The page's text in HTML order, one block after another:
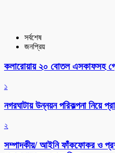
সর্বশেষ
জনপ্রিয়
কলারোয়ায় ২০ বোতল এসকাফসহ
১
নগরঘাটায় উন্নয়ন পরিকল্পনা নিয়ে
২
সম্পাদকীয়/ আইনি ফাঁকফোকর ও